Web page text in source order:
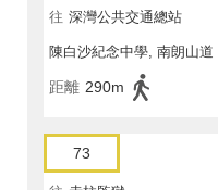
往 深灣公共交通總站
陳白沙紀念中學, 南朗山道
距離 290m
73